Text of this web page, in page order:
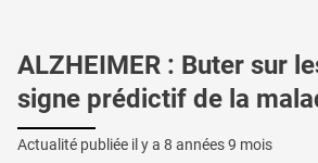
ALZHEIMER : Buter sur
signe prédictif de la
Actualité publiée il y a 8 années 9 mois